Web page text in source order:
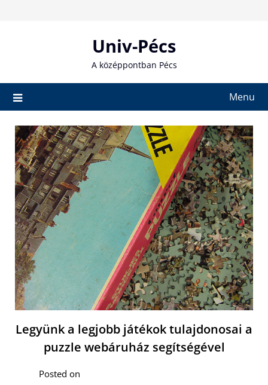
Univ-Pécs
A középpontban Pécs
Menu
Legyünk a legjobb játékok tulajdonosai a
puzzle webáruház segítségével
Posted on